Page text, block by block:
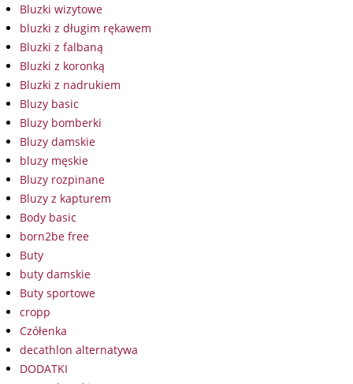
Bluzki wizytowe
bluzki z długim rękawem
Bluzki z falbaną
Bluzki z koronką
Bluzki z nadrukiem
Bluzy basic
Bluzy bomberki
Bluzy damskie
bluzy męskie
Bluzy rozpinane
Bluzy z kapturem
Body basic
born2be free
Buty
buty damskie
Buty sportowe
cropp
Czółenka
decathlon alternatywa
DODATKI